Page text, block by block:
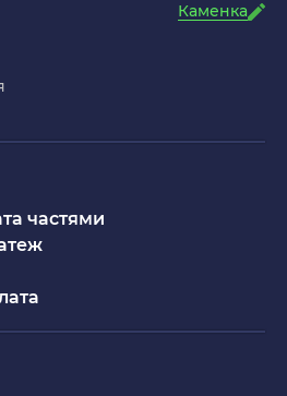
Каменка
частями